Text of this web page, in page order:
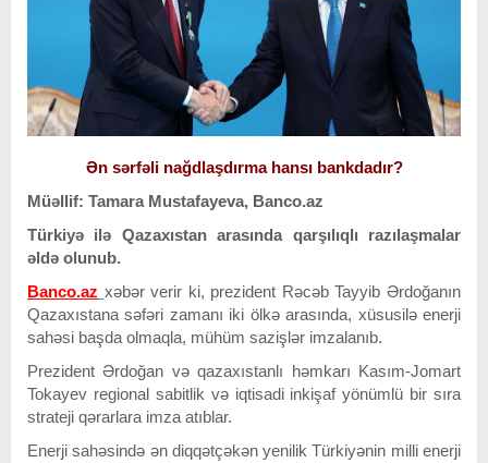
Ən sərfəli nağdlaşdırma hansı bankdadır?
Müəllif: Tamara Mustafayeva, Banco.az
Türkiyə ilə Qazaxıstan arasında qarşılıqlı razılaşmalar
əldə olunub.
Banco.az xəbər verir ki, prezident Rəcəb Tayyib Ərdoğanın
Qazaxıstana səfəri zamanı iki ölkə arasında, xüsusilə enerji
sahəsi başda olmaqla, mühüm sazişlər imzalanıb.
Prezident Ərdoğan və qazaxıstanlı həmkarı Kasım-Jomart
Tokayev regional sabitlik və iqtisadi inkişaf yönümlü bir sıra
strateji qərarlara imza atıblar.
Enerji sahəsində ən diqqətçəkən yenilik Türkiyənin milli enerji